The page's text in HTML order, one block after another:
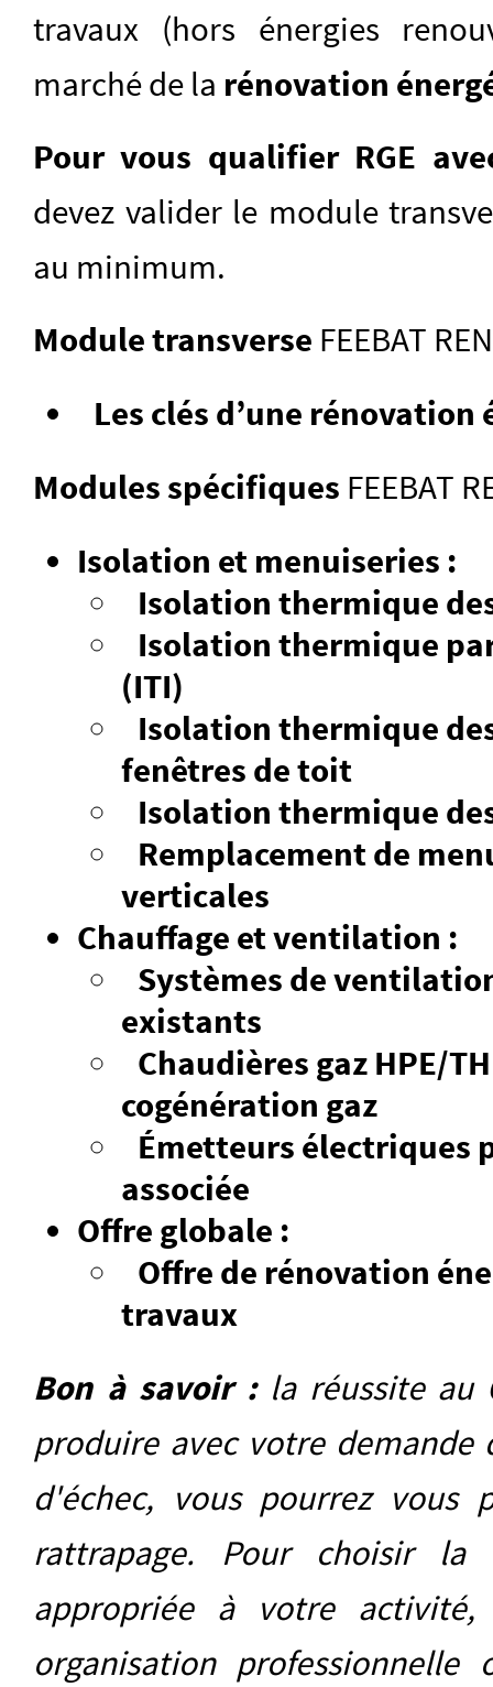
travaux (hors énergies
marché de la rénovation
Pour vous qualifier RGE avec
devez valider le module
au minimum.
Module transverse FEEBAT
Les clés d’une
Modules spécifiques FEEBAT
Isolation et menuiseries :
Isolation thermique
Isolation thermique
(ITI)
Isolation thermique
fenêtres de toit
Isolation thermique
Remplacement de
verticales
Chauffage et ventilation :
Systèmes de
existants
Chaudières gaz HPE/
cogénération gaz
Émetteurs électriques
associée
Offre globale :
Offre de rénovation
travaux
Bon à savoir :la réussite au
produire avec votre demande
d'échec, vous pourrez vous
rattrapage. Pour choisir la
appropriée à votre activité,
organisation